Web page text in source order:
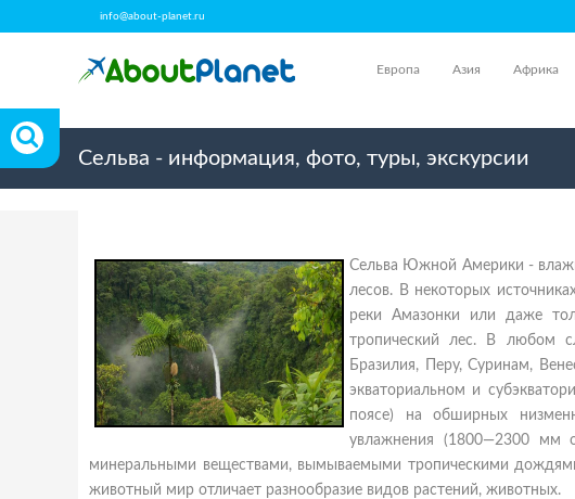
info@about-planet.ru
Европа Азия Африка
Сельва - информация, фото, туры, экскурсии
Сельва Южной Америки -
лесов. В некоторых
реки Амазонки или даже
тропический лес. В любом
Бразилия, Перу, Суринам,
экваториальном и
поясе) на обширных
увлажнения (1800—2300 мм
минеральными веществами, вымываемыми тропическими
животный мир отличает разнообразие видов растений, животных.